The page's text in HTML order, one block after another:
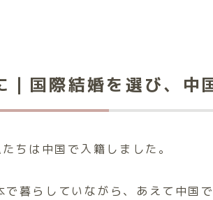
｜国際結婚を選び、中
ちは中国で入籍しました。
で暮らしていながら、あえて中国